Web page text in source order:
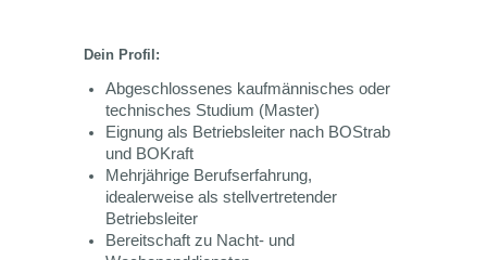
Dein Profil:
Abgeschlossenes kaufmännisches oder
technisches Studium (Master)
Eignung als Betriebsleiter nach BOStrab
und BOKraft
Mehrjährige Berufserfahrung,
idealerweise als stellvertretender
Betriebsleiter
Bereitschaft zu Nacht- und